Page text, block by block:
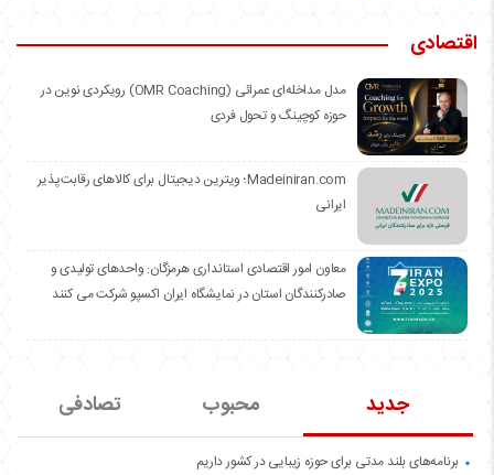
اقتصادی
مدل مداخله‌ای عمرائی (OMR Coaching) رویکردی نوین در
حوزه کوچینگ و تحول فردی
Madeiniran.com؛ ویترین دیجیتال برای کالاهای رقابت‌پذیر
ایرانی
معاون امور اقتصادی استانداری هرمزگان: واحدهای تولیدی و
صادرکنندگان استان در نمایشگاه ایران اکسپو شرکت می کنند
جدید محبوب تصادفی
برنامه‌های بلند مدتی برای حوزه زیبایی در کشور داریم